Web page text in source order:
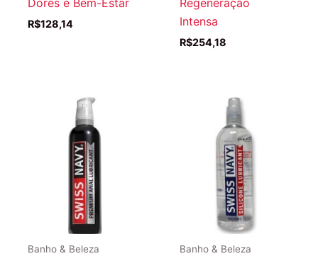
Dores e Bem-Estar
R$128,14
Regeneração
Intensa
R$254,18
Banho & Beleza Banho & Beleza